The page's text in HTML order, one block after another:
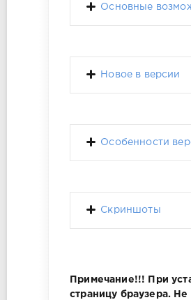
Основные
Новое в версии
Особенности
Скриншоты
Примечание!!! При
страницу браузера. Не